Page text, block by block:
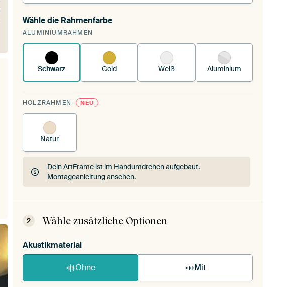
Du spannst einen wechselbaren Textiltuch in deinen
vorhandenen ArtFrame™.
Wähle die Rahmenfarbe
ALUMINIUMRAHMEN
Schwarz Gold Weiß Aluminium
HOLZRAHMEN NEU
Natur
Dein ArtFrame ist im Handumdrehen aufgebaut.
Montageanleitung ansehen.
Dein ArtFrame ist im Handumdrehen aufgebaut.
2
Wähle zusätzliche Optionen
Akustikmaterial
Ohne Mit